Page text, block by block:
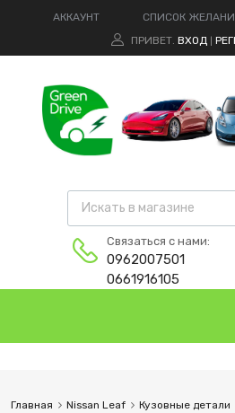
АККАУНТ СПИСОК
ПРИВЕТ. ВХОД
Связаться с нами:
0962007501
0661916105
Главная Nissan Leaf Кузовные детали